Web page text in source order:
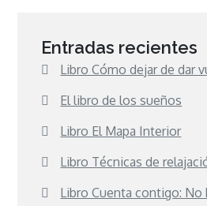
Entradas recientes
Libro Cómo dejar de dar
El libro de los sueños
Libro El Mapa Interior
Libro Técnicas de
Libro Cuenta contigo: No